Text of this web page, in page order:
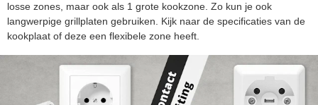
losse zones, maar ook als 1 grote kookzone. Zo kun je ook
langwerpige grillplaten gebruiken. Kijk naar de specificaties van de
kookplaat of deze een flexibele zone heeft.